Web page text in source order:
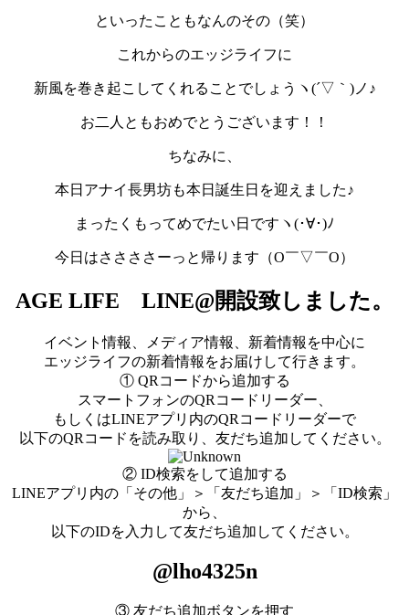
といったこともなんのその（笑）
これからのエッジライフに
新風を巻き起こしてくれることでしょうヽ(´▽｀)ノ♪
お二人ともおめでとうございます！！
ちなみに、
本日アナイ長男坊も本日誕生日を迎えました♪
まったくもってめでたい日ですヽ(･∀･)ﾉ
今日はささささーっと帰ります（O￣▽￣O）
AGE LIFE LINE@開設致しました。
イベント情報、メディア情報、新着情報を中心に
エッジライフの新着情報をお届けして行きます。
① QRコードから追加する
スマートフォンのQRコードリーダー、
もしくはLINEアプリ内のQRコードリーダーで
以下のQRコードを読み取り、友だち追加してください。
② ID検索をして追加する
LINEアプリ内の「その他」＞「友だち追加」＞「ID検索」
から、
以下のIDを入力して友だち追加してください。
@lho4325n
③ 友だち追加ボタンを押す